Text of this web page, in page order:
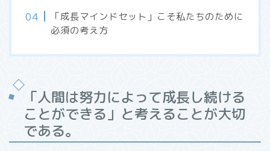
「成長マインドセット」こそ私たちのために
必須の考え方
「人間は努力によって成長し続ける
ことができる」と考えることが大切
である。